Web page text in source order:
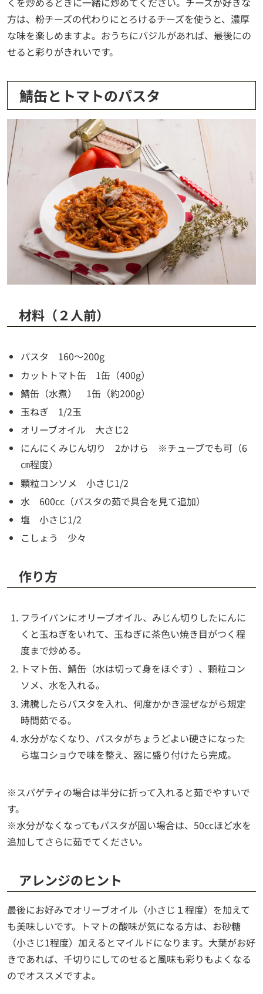
方は、粉チーズの代わりにとろけるチーズを使うと、濃厚
な味を楽しめますよ。おうちにバジルがあれば、最後にの
せると彩りがきれいです。
鯖缶とトマトのパスタ
材料（２人前）
パスタ 160～200g
カットトマト缶 1缶（400g）
鯖缶（水煮） 1缶（約200g）
玉ねぎ 1/2玉
オリーブオイル 大さじ2
にんにくみじん切り 2かけら ※チューブでも可（6
㎝程度）
顆粒コンソメ 小さじ1/2
水 600cc（パスタの茹で具合を見て追加）
塩 小さじ1/2
こしょう 少々
作り方
フライパンにオリーブオイル、みじん切りしたにんに
くと玉ねぎをいれて、玉ねぎに茶色い焼き目がつく程
度まで炒める。
トマト缶、鯖缶（水は切って身をほぐす）、顆粒コン
ソメ、水を入れる。
沸騰したらパスタを入れ、何度かかき混ぜながら規定
時間茹でる。
水分がなくなり、パスタがちょうどよい硬さになった
ら塩コショウで味を整え、器に盛り付けたら完成。
※スパゲティの場合は半分に折って入れると茹でやすいで
す。
※水分がなくなってもパスタが固い場合は、50ccほど水を
追加してさらに茹でてください。
アレンジのヒント
最後にお好みでオリーブオイル（小さじ１程度）を加えて
も美味しいです。トマトの酸味が気になる方は、お砂糖
（小さじ1程度）加えるとマイルドになります。大葉がお好
きであれば、千切りにしてのせると風味も彩りもよくなる
のでオススメですよ。